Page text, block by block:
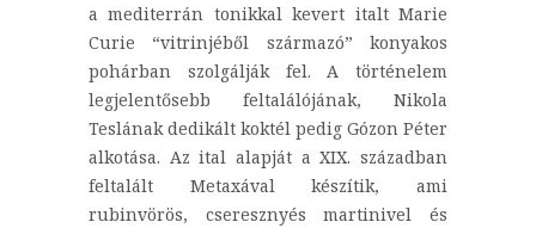
a mediterrán tonikkal kevert italt Marie
Curie “vitrinjéből származó” konyakos
pohárban szolgálják fel. A történelem
legjelentősebb feltalálójának, Nikola
Teslának dedikált koktél pedig Gózon Péter
alkotása. Az ital alapját a XIX. században
feltalált Metaxával készítik, ami
rubinvörös, cseresznyés martinivel és